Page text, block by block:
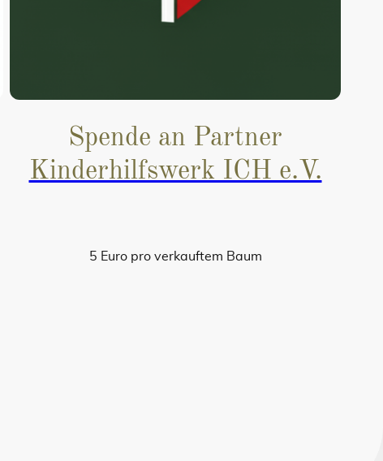
Spende an Partner
Kinderhilfswerk ICH e.V.
5 Euro pro verkauftem Baum